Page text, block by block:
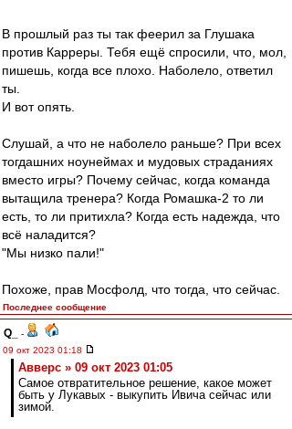
В прошлый раз ты так феерил за Глушака
против Карреры. Тебя ещё спросили, что, мол,
пишешь, когда все плохо. Наболело, ответил
ты.
И вот опять.
Слушай, а что не наболело раньше? При всех
тогдашних ноунеймах и мудовых страданиях
вместо игры? Почему сейчас, когда команда
вытащила тренера? Когда Ромашка-2 то ли
есть, то ли притихла? Когда есть надежда, что
всё наладится?
"Мы низко пали!"
Похоже, прав Мосфолд, что тогда, что сейчас.
Последнее сообщение
Q_
-
09 окт 2023 01:18
Авверс » 09 окт 2023 01:05
Самое отвратительное решение, какое может
быть у Лукавых - выкупить Ивича сейчас или
зимой.